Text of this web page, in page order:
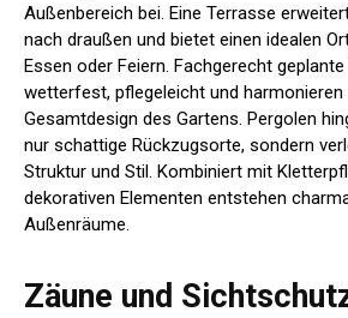
Außenbereich bei. Eine Terrasse
nach draußen und bietet einen idealen
Essen oder Feiern. Fachgerecht
wetterfest, pflegeleicht und harmonieren
Gesamtdesign des Gartens. Pergolen
nur schattige Rückzugsorte, sondern
Struktur und Stil. Kombiniert mit
dekorativen Elementen entstehen
Außenräume.
Zäune und